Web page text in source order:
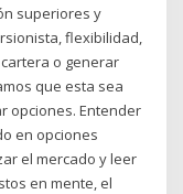
superiores y
flexibilidad,
o generar
que esta sea
opciones. Entender
en opciones
el mercado y leer
en mente, el